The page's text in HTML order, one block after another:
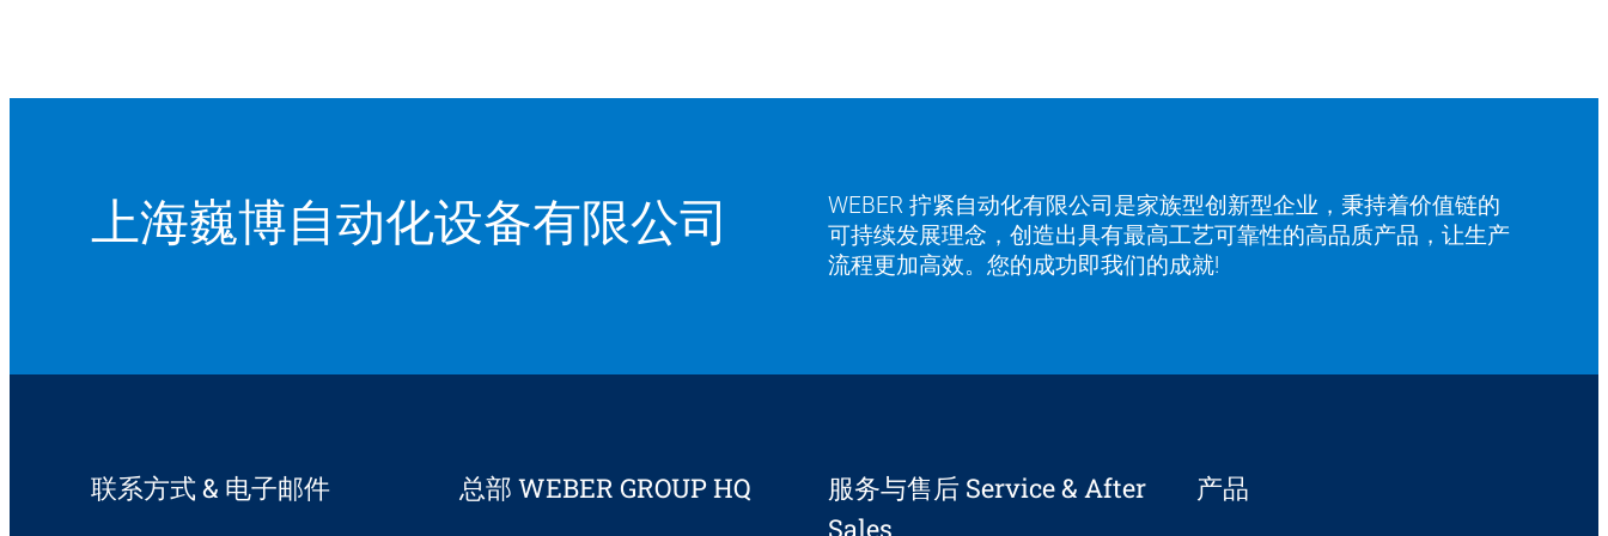
上海巍博自动化设备有限公司
WEBER 拧紧自动化有限公司是家族型创新型企业，秉持着价值链的
可持续发展理念，创造出具有最高工艺可靠性的高品质产品，让生产
流程更加高效。您的成功即我们的成就!
联系方式 & 电子邮件 总部 WEBER GROUP HQ
服务与售后 Service & After
Sales
产品